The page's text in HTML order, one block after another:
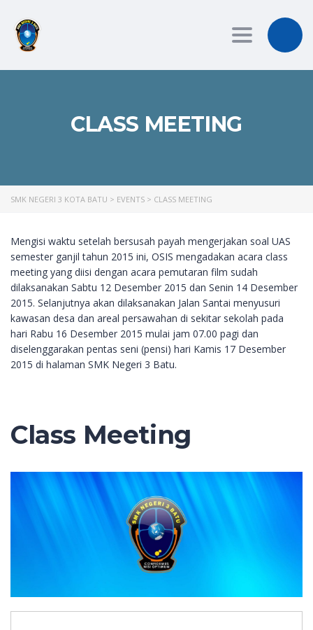
Toggle
CLASS MEETING
SMK NEGERI 3 KOTA BATU > EVENTS > CLASS MEETING
Mengisi waktu setelah bersusah payah mengerjakan soal UAS
semester ganjil tahun 2015 ini, OSIS mengadakan acara class
meeting yang diisi dengan acara pemutaran film sudah
dilaksanakan Sabtu 12 Desember 2015 dan Senin 14 Desember
2015. Selanjutnya akan dilaksanakan Jalan Santai menyusuri
kawasan desa dan areal persawahan di sekitar sekolah pada
hari Rabu 16 Desember 2015 mulai jam 07.00 pagi dan
diselenggarakan pentas seni (pensi) hari Kamis 17 Desember
2015 di halaman SMK Negeri 3 Batu.
Class Meeting